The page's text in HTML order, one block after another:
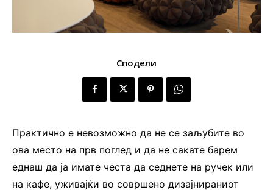
Сподели
Практично е невозможно да не се заљубите во
ова место на прв поглед и да не сакате барем
еднаш да ја имате честа да седнете на ручек или
на кафе, уживајќи во совршено дизајнираниот